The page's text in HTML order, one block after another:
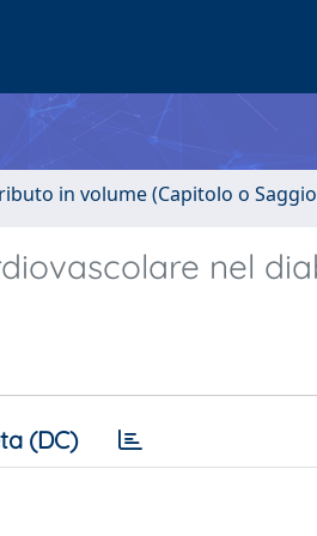
in volume (Capitolo o
nel
(DC)